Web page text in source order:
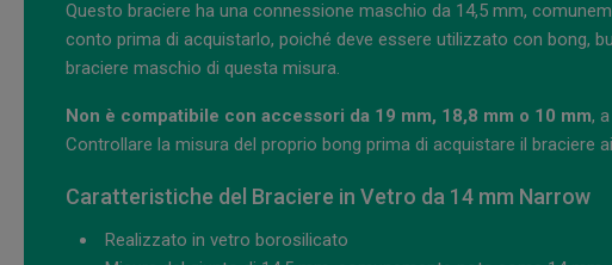
Questo braciere ha una connessione maschio da 14,5 mm,
conto prima di acquistarlo, poiché deve essere utilizzato con bong,
braciere maschio di questa misura.
Non è compatibile con accessori da 19 mm, 18,8 mm o 10 mm,
Controllare la misura del proprio bong prima di acquistare il braciere
Caratteristiche del Braciere in Vetro da 14 mm Narrow
Realizzato in vetro borosilicato